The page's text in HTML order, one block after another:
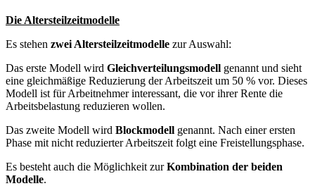
Die Altersteilzeitmodelle
Es stehen zwei Altersteilzeitmodelle zur Auswahl:
Das erste Modell wird Gleichverteilungsmodell genannt und sieht
eine gleichmäßige Reduzierung der Arbeitszeit um 50 % vor. Dieses
Modell ist für Arbeitnehmer interessant, die vor ihrer Rente die
Arbeitsbelastung reduzieren wollen.
Das zweite Modell wird Blockmodell genannt. Nach einer ersten
Phase mit nicht reduzierter Arbeitszeit folgt eine Freistellungsphase.
Es besteht auch die Möglichkeit zurKombination der beiden
Modelle.